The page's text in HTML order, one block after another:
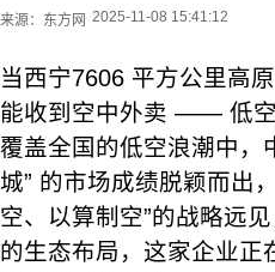
来源： 东方网 2025-11-08 15:41:12
当西宁7606 平方公里高
能收到空中外卖 —— 低空
覆盖全国的低空浪潮中，
城” 的市场成绩脱颖而出
空、以算制空”的战略远
的生态布局，这家企业正